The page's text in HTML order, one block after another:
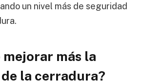
un nivel más de seguridad
mejorar más la
la cerradura?